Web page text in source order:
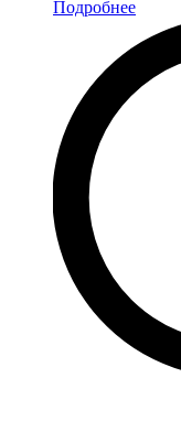
Подробнее